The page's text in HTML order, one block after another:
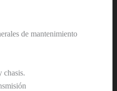
de mantenimiento
chasis.